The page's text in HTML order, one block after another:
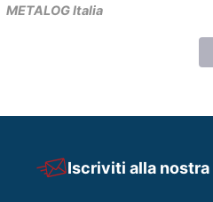
METALOG Italia
Iscriviti alla